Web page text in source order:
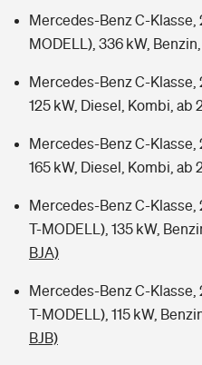
Mercedes-Benz C-Klasse,
MODELL), 336 kW,
Mercedes-Benz C-Klasse,
125 kW, Diesel, Kombi, ab
Mercedes-Benz C-Klasse,
165 kW, Diesel, Kombi, ab
Mercedes-Benz C-Klasse,
T-MODELL), 135 kW,
BJA)
Mercedes-Benz C-Klasse,
T-MODELL), 115 kW,
BJB)